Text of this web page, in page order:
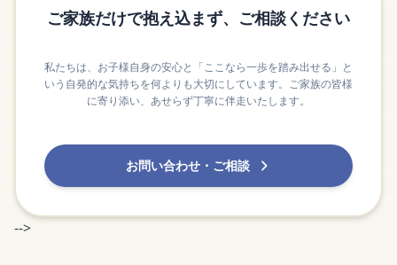
ご家族だけで抱え込まず、ご相談ください
私たちは、お子様自身の安心と「ここなら一歩を踏み出せる」と
いう自発的な気持ちを何よりも大切にしています。ご家族の皆様
に寄り添い、あせらず丁寧に伴走いたします。
お問い合わせ・ご相談
-->